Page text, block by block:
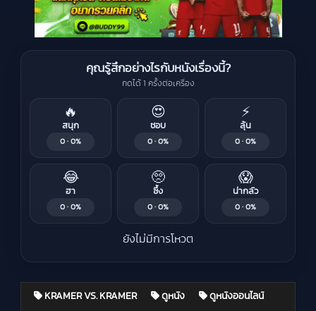
คุณรู้สึกอย่างไรกับหนังเรื่องนี้?
กดได้ 1 ครั้งต่อเครื่อง
🔥
สนุก
0 · 0%
😍
ชอบ
0 · 0%
⚡
ลุ้น
0 · 0%
😂
ฮา
0 · 0%
🥺
ซึ้ง
0 · 0%
😱
น่ากลัว
0 · 0%
ยังไม่มีการโหวต
KRAMER VS. KRAMER ดูหนัง ดูหนังออนไลน์